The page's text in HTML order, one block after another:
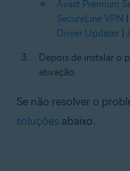
Avast Premium
SecureLine VPN |
Driver Updater |
Depois de instalar o
ativação.
Se não resolver o
soluções abaixo.